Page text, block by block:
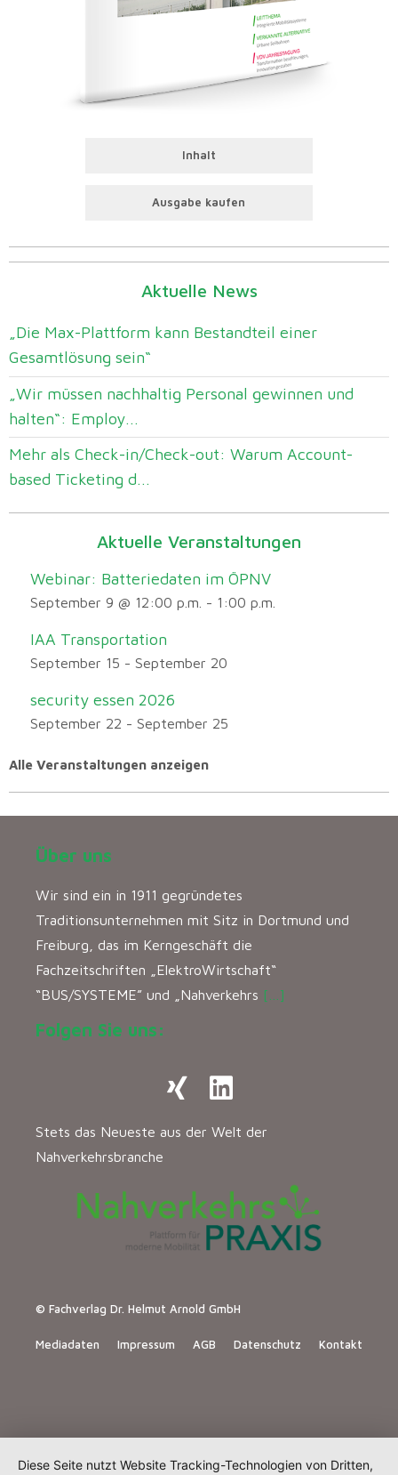
Inhalt
Ausgabe kaufen
Aktuelle News
„Die Max-Plattform kann Bestandteil einer
Gesamtlösung sein“
„Wir müssen nachhaltig Personal gewinnen und
halten“: Employ...
Mehr als Check-in/Check-out: Warum Account-
based Ticketing d...
Aktuelle Veranstaltungen
Webinar: Batteriedaten im ÖPNV
September 9 @ 12:00 p.m. - 1:00 p.m.
IAA Transportation
September 15 - September 20
security essen 2026
September 22 - September 25
Alle Veranstaltungen anzeigen
Über uns
Wir sind ein in 1911 gegründetes
Traditionsunternehmen mit Sitz in Dortmund und
Freiburg, das im Kerngeschäft die
Fachzeitschriften „ElektroWirtschaft“
“BUS/SYSTEME” und „Nahverkehrs […]
Folgen Sie uns:
Stets das Neueste aus der Welt der
Nahverkehrsbranche
© Fachverlag Dr. Helmut Arnold GmbH
Mediadaten Impressum AGB Datenschutz Kontakt
Diese Seite nutzt Website Tracking-Technologien von Dritten,